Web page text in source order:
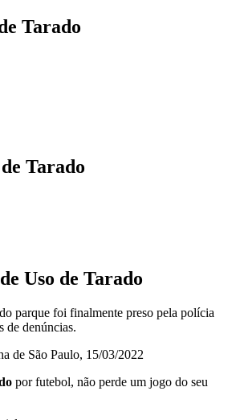
Tarado
de Tarado
Uso de Tarado
do parque foi finalmente preso pela polícia
de denúncias.
de São Paulo, 15/03/2022
por futebol, não perde um jogo do seu